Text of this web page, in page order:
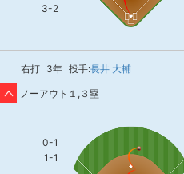
3-2
右打 3年 投手:長井 大輔
ノーアウト１,３塁
0-1
1-1